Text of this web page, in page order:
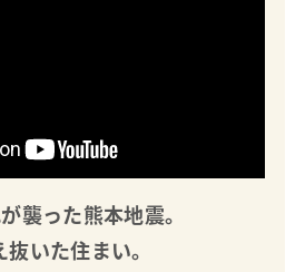
襲った熊本地震。
いた住まい。